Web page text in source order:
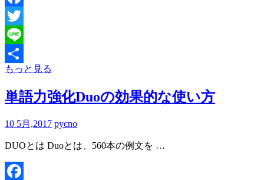
Facebook
Twitter
Line
共
有
もっと見る
単語力強化Duoの効果的な使い方
10 5月,2017 pycno
DUOとは Duoとは、560本の例文を …